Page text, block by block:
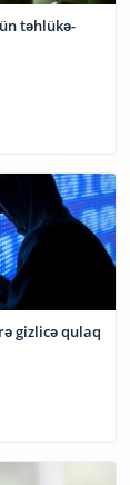
təhlükə-
gizlicə qulaq